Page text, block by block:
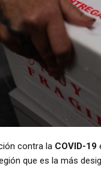
contra la COVID-19
que es la más